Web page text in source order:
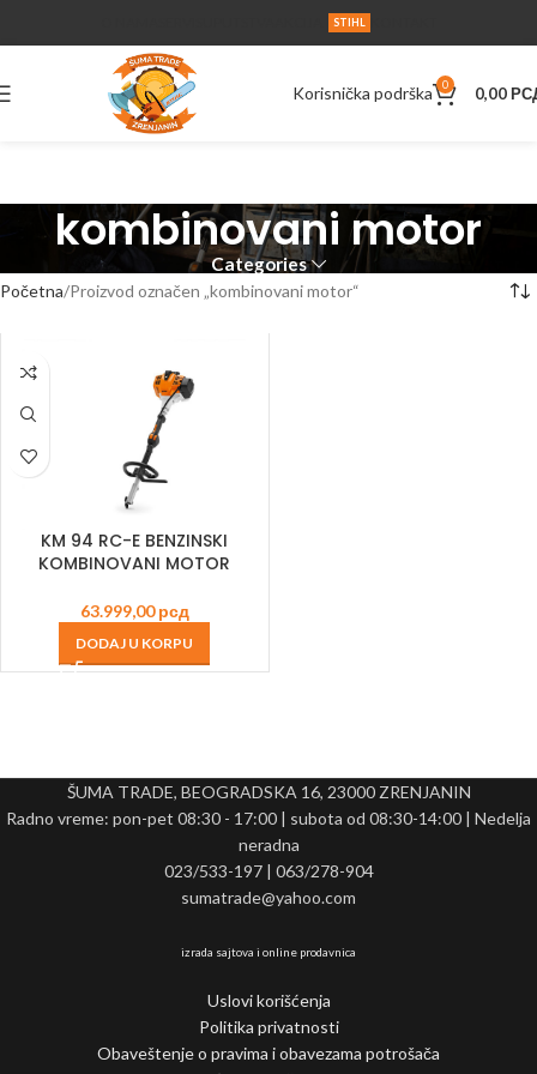
STIHL
Korisnička podrška 0 0,00
kombinovani motor
Categories
Početna Proizvod označen „kombinovani motor“
KM 94 RC-E BENZINSKI
KOMBINOVANI MOTOR
63.999,00рсд
DODAJ U KORPU
ŠUMA TRADE, BEOGRADSKA 16, 23000 ZRENJANIN
Radno vreme: pon-pet 08:30 - 17:00 | subota od 08:30-14:00 | Nedelja
neradna
023/533-197 | 063/278-904
sumatrade@yahoo.com
izrada sajtova i online prodavnica
Uslovi korišćenja
Politika privatnosti
Obaveštenje o pravima i obavezama potrošača